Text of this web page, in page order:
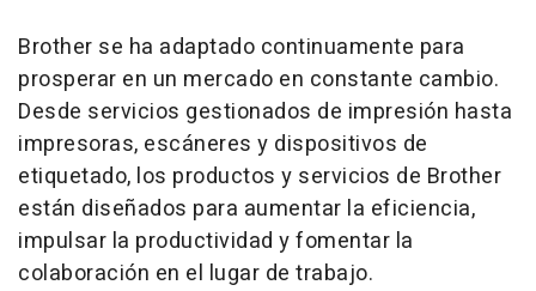
Brother se ha adaptado continuamente para
prosperar en un mercado en constante cambio.
Desde servicios gestionados de impresión hasta
impresoras, escáneres y dispositivos de
etiquetado, los productos y servicios de Brother
están diseñados para aumentar la eficiencia,
impulsar la productividad y fomentar la
colaboración en el lugar de trabajo.